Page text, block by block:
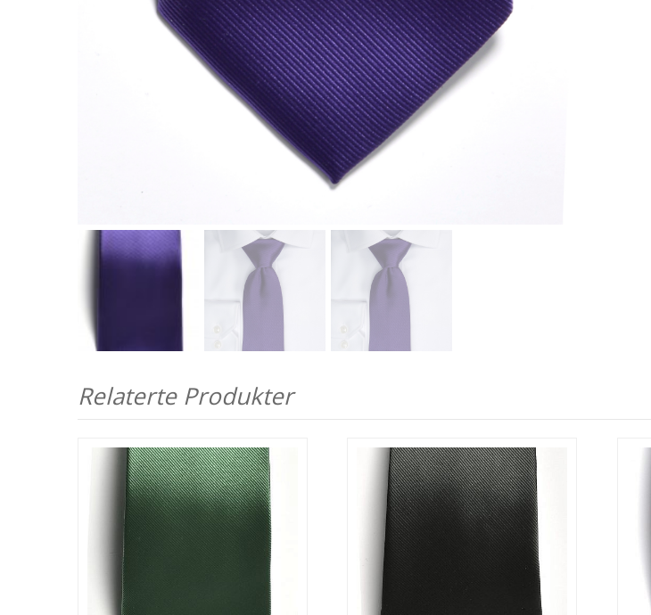
Relaterte Produkter